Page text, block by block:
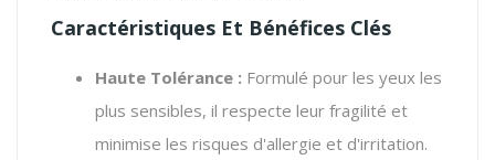
Caractéristiques Et Bénéfices Clés
Haute Tolérance : Formulé pour les yeux les
plus sensibles, il respecte leur fragilité et
minimise les risques d'allergie et d'irritation.